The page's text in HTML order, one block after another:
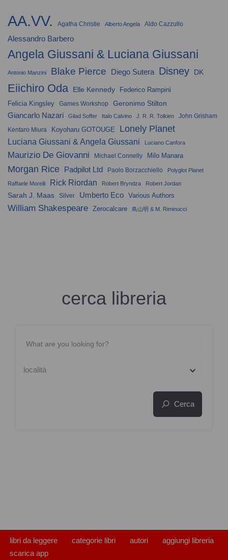
AA.VV. Agatha Christie Alberto Angela Aldo Cazzullo
Alessandro Barbero
Angela Giussani & Luciana Giussani
Antonio Manzini Blake Pierce Diego Sutera Disney DK
Eiichiro Oda Elle Kennedy Federico Rampini
Felicia Kingsley Games Workshop
Geronimo Stilton
Giancarlo Nazari
Gilad Soffer Italo Calvino J. R. R. Tolkien
John Grisham
Kentaro Miura
Koyoharu GOTOUGE Lonely Planet
Luciana Giussani & Angela Giussani Luciano Canfora
Maurizio De Giovanni Michael Connelly Milo Manara
Morgan Rice Padpilot Ltd Paolo Borzacchiello Polyglot Planet
Raffaele Morelli Rick Riordan Robert Bryndza Robert Jordan
Sarah J. Maas Silver Umberto Eco Various Authors
William Shakespeare Zerocalcare 鳥山明 & M. Riminucci
cerca libreria
località
Cerca
libri da leggere categorie libri autori
aggiungi libreria
scarica app